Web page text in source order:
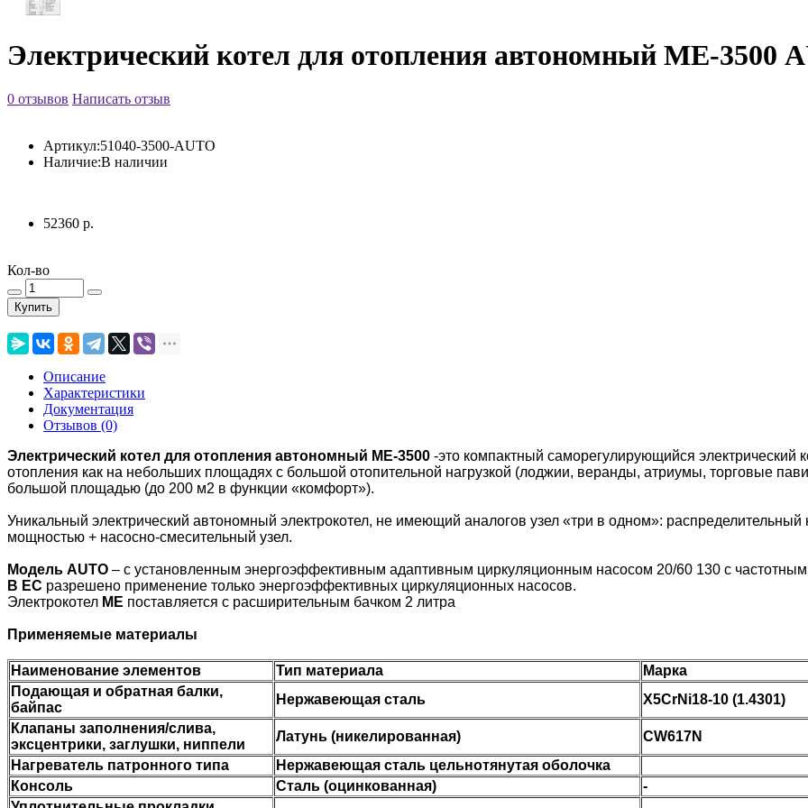
Электрический котел для отопления автономный МЕ-3500
0 отзывов Написать отзыв
Артикул:51040-3500-AUTO
Наличие:В наличии
52360 р.
Кол-во
Купить
Описание
Характеристики
Документация
Отзывов (0)
Электрический котел для отопления автономный ME-3500 -это компактный саморегулирующийся
отопления как на небольших площадях с большой отопительной нагрузкой (лоджии, веранды, атриумы, торговые
большой площадью (до 200 м2 в функции «комфорт»).
Уникальный электрический автономный электрокотел, не имеющий аналогов узел «три в одном»:
мощностью + насосно-смесительный узел.
Модель AUTO – с установленным энергоэффективным адаптивным циркуляционным насосом 20/60 130 с
В ЕС разрешено применение только энергоэффективных циркуляционных насосов.
Электрокотел ME поставляется с расширительным бачком 2 литра
Применяемые материалы
Наименование элементов Тип материала
Марка
Подающая и обратная балки,
байпас
Нержавеющая сталь
X5CrNi18-10 (1.4301)
Клапаны заполнения/слива,
эксцентрики, заглушки, ниппели
Латунь (никелированная)
CW617N
Нагреватель патронного типа
Нержавеющая сталь цельнотянутая оболочка
Консоль
Сталь (оцинкованная)
-